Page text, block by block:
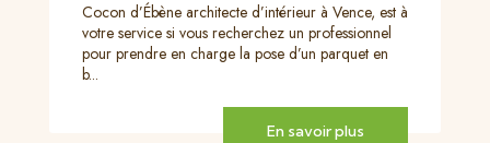
Cocon d’Ébène architecte d’intérieur à Vence, est à
votre service si vous recherchez un professionnel
pour prendre en charge la pose d’un parquet en
b...
En savoir plus